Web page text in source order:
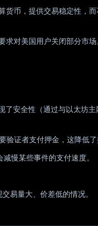
币，提供交易稳定性，
对美国用户关闭部分市场
安全性（通过与以太坊
证者支付押金，这降低了
慢某些事件的支付速度。
易量大、价差低的情况。